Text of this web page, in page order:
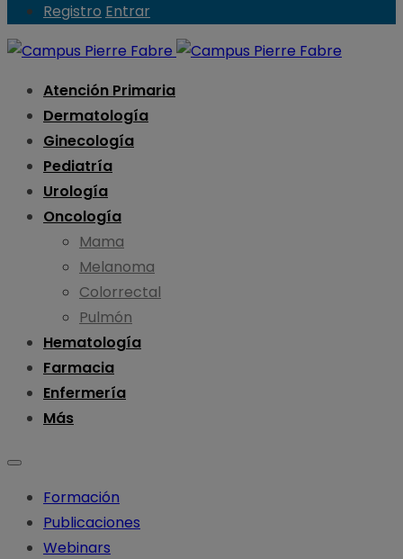
Registro Entrar
Atención Primaria
Dermatología
Ginecología
Pediatría
Urología
Oncología
Mama
Melanoma
Colorrectal
Pulmón
Hematología
Farmacia
Enfermería
Más
Formación
Publicaciones
Webinars